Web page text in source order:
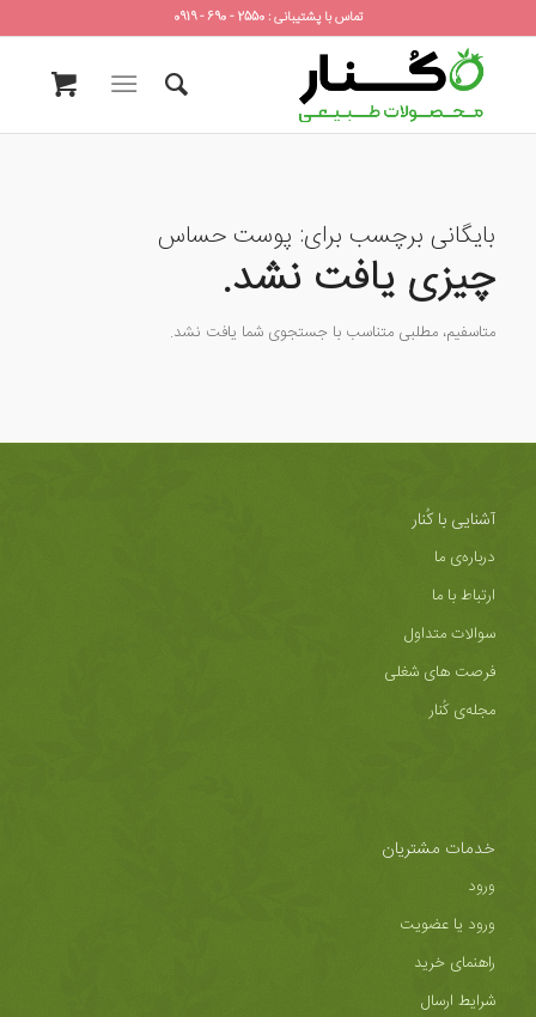
تماس با پشتیبانی : 2550 - 690 - 0919
بایگانی برچسب برای: پوست حساس
چیزی یافت نشد.
متاسفیم، مطلبی متناسب با جستجوی شما یافت نشد.
آشنایی با کُنار
درباره‌ی ما
ارتباط با ما
سوالات متداول
فرصت های شغلی
مجله‌ی کُنار
خدمات مشتریان
ورود
ورود یا عضویت
راهنمای خرید
شرایط ارسال